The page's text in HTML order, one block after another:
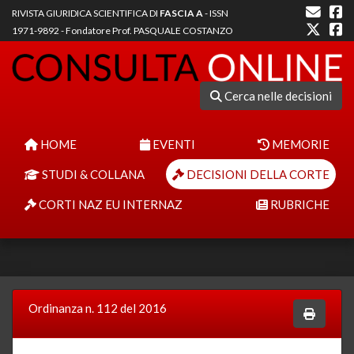
RIVISTA GIURIDICA SCIENTIFICA DI FASCIA A- ISSN
1971-9892 - Fondatore Prof. PASQUALE COSTANZO
Cerca nelle decisioni
HOME EVENTI MEMORIE
STUDI & COLLANA DECISIONI DELLA CORTE
CORTI NAZ EU INTERNAZ RUBRICHE
Ordinanza n. 112 del 2016